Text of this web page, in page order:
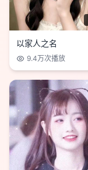
以家人之名
9.4万次播放